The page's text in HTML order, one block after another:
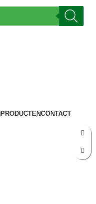
PRODUCTENCONTACT